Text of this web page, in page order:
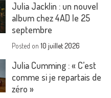
Julia Jacklin : un nouvel
album chez 4AD le 25
septembre
Posted on10 juillet 2026
Julia Cumming : « C’est
comme si je repartais de
zéro »